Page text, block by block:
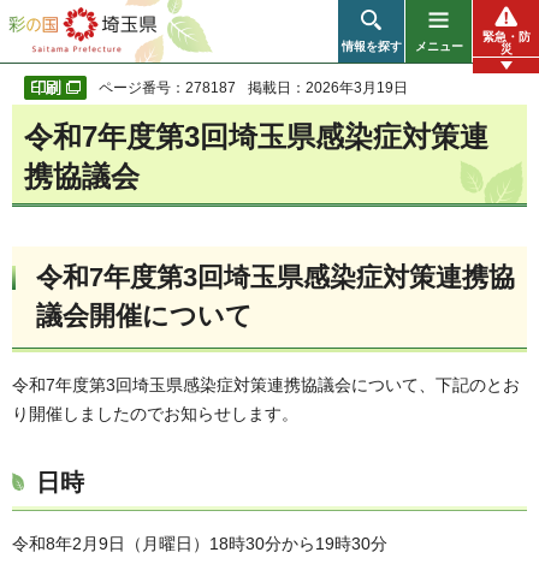
彩の国 埼玉県
情報を探す メニュー
緊急・防
災
ページ番号：278187 掲載日：2026年3月19日
令和7年度第3回埼玉県感染症対策連
携協議会
令和7年度第3回埼玉県感染症対策連携協
議会開催について
令和7年度第3回埼玉県感染症対策連携協議会について、下記のとお
り開催しましたのでお知らせします。
日時
令和8年2月9日（月曜日）18時30分から19時30分